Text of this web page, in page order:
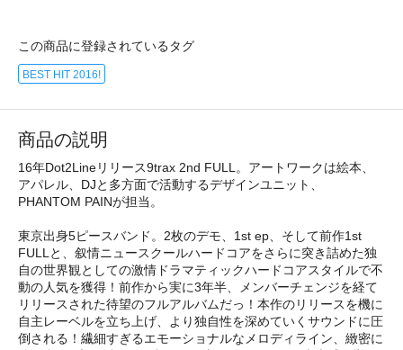
この商品に登録されているタグ
BEST HIT 2016!
商品の説明
16年Dot2Lineリリース9trax 2nd FULL。アートワークは絵本、
アパレル、DJと多方面で活動するデザインユニット、
PHANTOM PAINが担当。
東京出身5ピースバンド。2枚のデモ、1st ep、そして前作1st
FULLと、叙情ニュースクールハードコアをさらに突き詰めた独
自の世界観としての激情ドラマティックハードコアスタイルで不
動の人気を獲得！前作から実に3年半、メンバーチェンジを経て
リリースされた待望のフルアルバムだっ！本作のリリースを機に
自主レーベルを立ち上げ、より独自性を深めていくサウンドに圧
倒される！繊細すぎるエモーショナルなメロディライン、緻密に